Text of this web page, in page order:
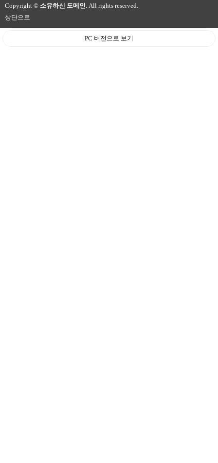
Copyright © 소유하신 도메인. All rights reserved.
상단으로
PC 버전으로 보기